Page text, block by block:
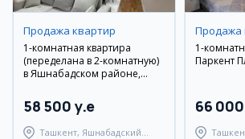
Продажа квартир
1-комнатная квартира
(переделана в 2-комнатную)
в Яшнабадском районе,
58 500 y.e
Ташкент, Яшнабадский
Продажа
1-
Паркент
66